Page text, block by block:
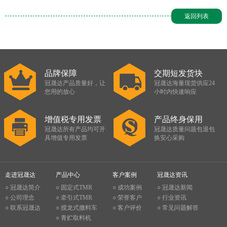
返回列表
品牌保障
冠晟达产品质量好，让
您用的放心
交期短发货块
冠晟达海量现货供应24
小时内快速响应
增值税专用发票
冠晟达所有产品均可开
具增值专用发票
产品终身保用
冠晟达质量问题包退包
换安心采购
走进冠晟达
○ 冠晟达简介
○ 公司理念
○ 联系冠晟达
产品中心
○ 固定式TMR
○ 牵引式TMR
○ 搅龙式撒料车
○ 青贮取料机
客户案例
○ 成功案例
○ 荣誉客户
○ 客户评价
冠晟达资讯
○ 冠晟达新闻
○ 行业资讯
○ 常见问题解答